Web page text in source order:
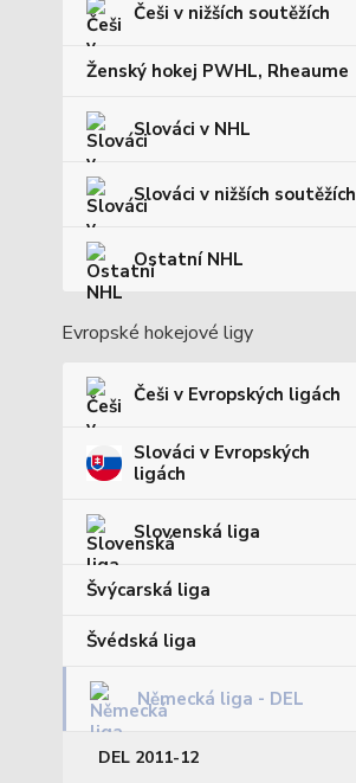
Češi v nižších soutěžích
Ženský hokej PWHL, Rheaume
Slováci v NHL
Slováci v nižších soutěžích
Ostatní NHL
Evropské hokejové ligy
Češi v Evropských ligách
Slováci v Evropských
ligách
Slovenská liga
Švýcarská liga
Švédská liga
Německá liga - DEL
DEL 2011-12